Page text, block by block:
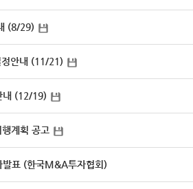
(8/29)
정안내 (11/21)
내 (12/19)
계획 공고
발표 (한국M&A투자협회)